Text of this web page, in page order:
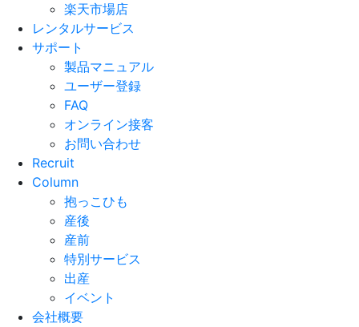
楽天市場店
レンタルサービス
サポート
製品マニュアル
ユーザー登録
FAQ
オンライン接客
お問い合わせ
Recruit
Column
抱っこひも
産後
産前
特別サービス
出産
イベント
会社概要